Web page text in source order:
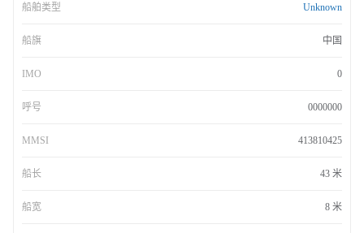
船舶类型 Unknown
船旗 中国
IMO 0
呼号 0000000
MMSI 413810425
船长 43 米
船宽 8 米